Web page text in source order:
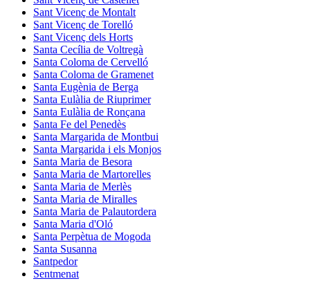
Sant Vicenç de Montalt
Sant Vicenç de Torelló
Sant Vicenç dels Horts
Santa Cecília de Voltregà
Santa Coloma de Cervelló
Santa Coloma de Gramenet
Santa Eugènia de Berga
Santa Eulàlia de Riuprimer
Santa Eulàlia de Ronçana
Santa Fe del Penedès
Santa Margarida de Montbui
Santa Margarida i els Monjos
Santa Maria de Besora
Santa Maria de Martorelles
Santa Maria de Merlès
Santa Maria de Miralles
Santa Maria de Palautordera
Santa Maria d'Oló
Santa Perpètua de Mogoda
Santa Susanna
Santpedor
Sentmenat